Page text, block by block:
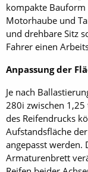
kompakte Bauform
Motorhaube und
und drehbare Sitz
Fahrer einen
Anpassung der
Je nach
280i zwischen
des Reifendrucks
Aufstandsfläche
angepasst werden.
Armaturenbrett